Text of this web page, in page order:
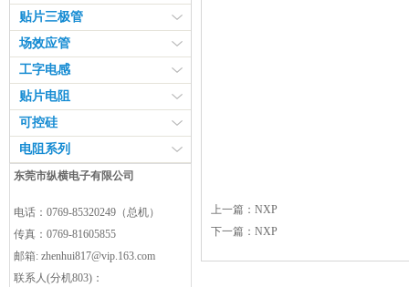
贴片三极管
场效应管
工字电感
贴片电阻
可控硅
电阻系列
东莞市纵横电子有限公司
电话：0769-85320249（总机）
传真：0769-81605855
邮箱: zhenhui817@vip.163.com
联系人(分机803)：
上一篇： NXP
下一篇： NXP